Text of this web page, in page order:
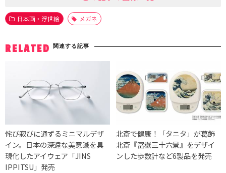
日本画・浮世絵 メガネ
RELATED 関連する記事
侘び寂びに通ずるミニマルデザ
イン。日本の深遠な美意識を具
現化したアイウェア「JINS
IPPITSU」発売
北斎で健康！「タニタ」が葛飾
北斎『冨嶽三十六景』をデザイ
ンした歩数計など6製品を発売